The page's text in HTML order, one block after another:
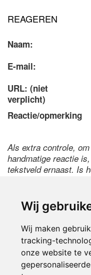
Wij
Wij maken
tracking-
onze website te
REAGEREN
Naam:
E-mail:
URL: (niet
verplicht)
Reactie/opmerking
Als extra controle,
handmatige reactie
tekstveld ernaast. Is